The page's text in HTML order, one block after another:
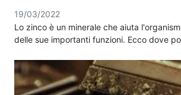
19/03/2022
Lo zinco è un minerale che aiuta
delle sue importanti funzioni. Ecco dove